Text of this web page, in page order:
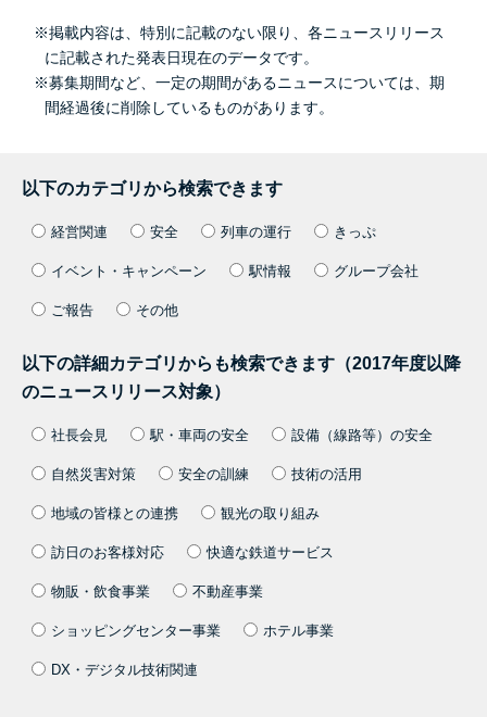
※掲載内容は、特別に記載のない限り、各ニュースリリース
に記載された発表日現在のデータです。
※募集期間など、一定の期間があるニュースについては、期
間経過後に削除しているものがあります。
以下のカテゴリから検索できます
経営関連 安全 列車の運行 きっぷ
イベント・キャンペーン 駅情報 グループ会社
ご報告 その他
以下の詳細カテゴリからも検索できます（2017年度以降
のニュースリリース対象）
社長会見 駅・車両の安全 設備（線路等）の安全
自然災害対策 安全の訓練 技術の活用
地域の皆様との連携 観光の取り組み
訪日のお客様対応 快適な鉄道サービス
物販・飲食事業 不動産事業
ショッピングセンター事業 ホテル事業
DX・デジタル技術関連